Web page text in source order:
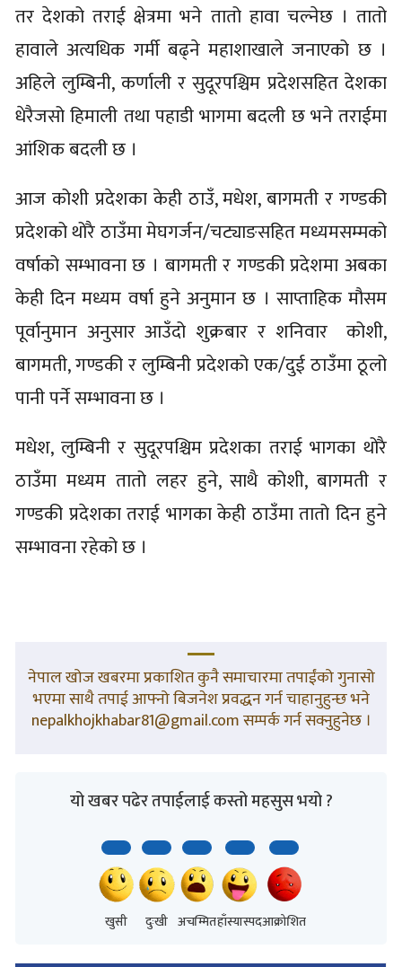
तर देशको तराई क्षेत्रमा भने तातो हावा चल्नेछ । तातो
हावाले अत्यधिक गर्मी बढ्ने महाशाखाले जनाएको छ ।
अहिले लुम्बिनी, कर्णाली र सुदूरपश्चिम प्रदेशसहित देशका
धेरैजसो हिमाली तथा पहाडी भागमा बदली छ भने तराईमा
आंशिक बदली छ ।
आज कोशी प्रदेशका केही ठाउँ, मधेश, बागमती र गण्डकी
प्रदेशको थोरै ठाउँमा मेघगर्जन/चट्याङसहित मध्यमसम्मको
वर्षाको सम्भावना छ । बागमती र गण्डकी प्रदेशमा अबका
केही दिन मध्यम वर्षा हुने अनुमान छ । साप्ताहिक मौसम
पूर्वानुमान अनुसार आउँदो शुक्रबार र शनिवार कोशी,
बागमती, गण्डकी र लुम्बिनी प्रदेशको एक/दुई ठाउँमा ठूलो
पानी पर्ने सम्भावना छ ।
मधेश, लुम्बिनी र सुदूरपश्चिम प्रदेशका तराई भागका थोरै
ठाउँमा मध्यम तातो लहर हुने, साथै कोशी, बागमती र
गण्डकी प्रदेशका तराई भागका केही ठाउँमा तातो दिन हुने
सम्भावना रहेको छ ।
नेपाल खोज खबरमा प्रकाशित कुनै समाचारमा तपाईंको गुनासो
भएमा साथै तपाई आफ्नो बिजनेश प्रवद्धन गर्न चाहानुहुन्छ भने
nepalkhojkhabar81@gmail.com सम्पर्क गर्न सक्नुहुनेछ ।
यो खबर पढेर तपाईलाई कस्तो महसुस भयो ?
खुसी दुःखी अचम्मितहाँस्यास्पदआक्रोशित